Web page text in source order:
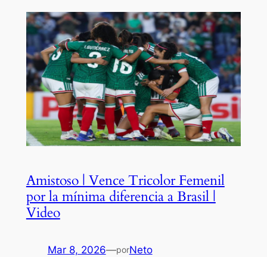
Amistoso | Vence Tricolor Femenil
por la mínima diferencia a Brasil |
Video
Mar 8, 2026—porNeto